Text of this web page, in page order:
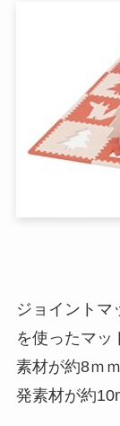
ジョイントマ
を使ったマッ
素材が約8ｍ
発素材が約